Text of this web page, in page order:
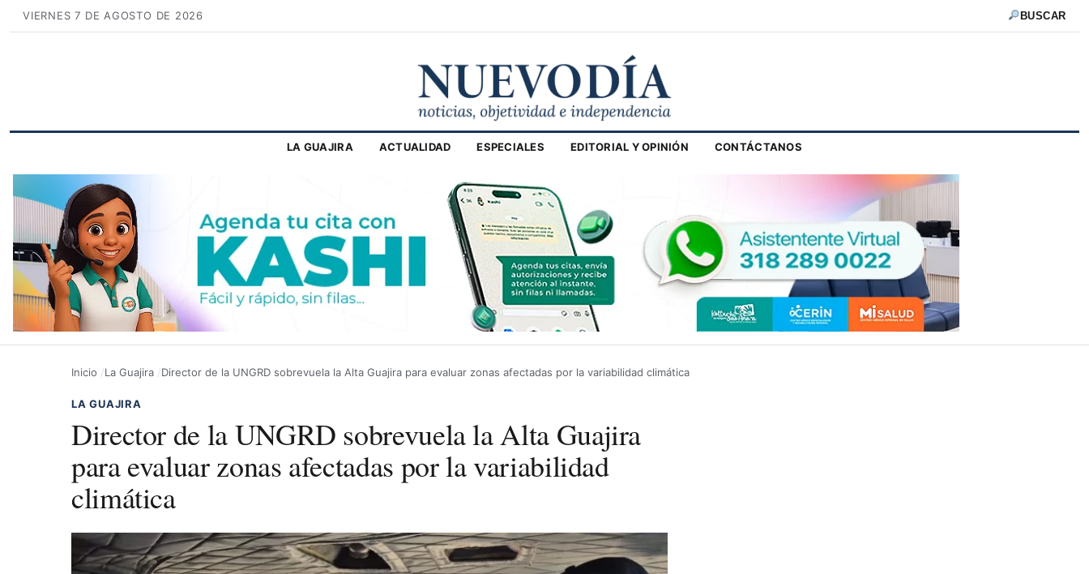
VIERNES 7 DE AGOSTO DE 2026 BUSCAR
LA GUAJIRA ACTUALIDAD ESPECIALES EDITORIAL Y OPINIÓN CONTÁCTANOS
Inicio La Guajira Director de la UNGRD sobrevuela la Alta Guajira para evaluar zonas afectadas por la variabilidad climática
LA GUAJIRA
Director de la UNGRD sobrevuela la Alta Guajira
para evaluar zonas afectadas por la variabilidad
climática